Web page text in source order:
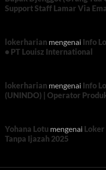
Support Staff Lamar Via
lokerharian mengenai Info
• PT Louisz International
lokerharian mengenai Info
(UNINDO) | Operator
Yohana Lotu mengenai
Tanpa Ijazah 2025